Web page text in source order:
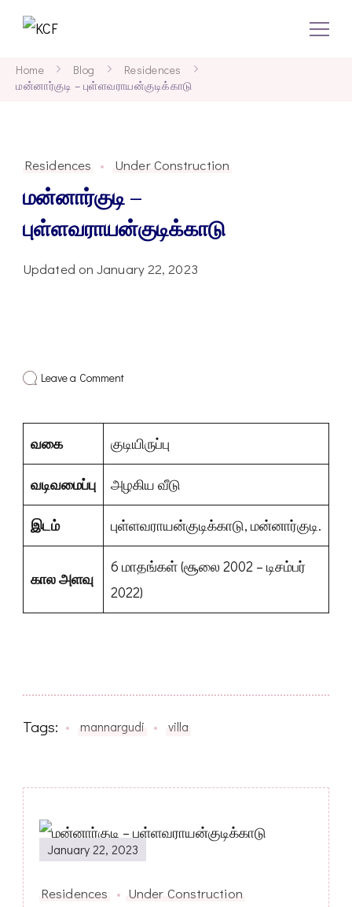
KCF
Home Blog
Residences
மன்னார்குடி – புள்ளவராயன்குடிக்காடு
Residences Under Construction
மன்னார்குடி –
புள்ளவராயன்குடிக்காடு
Updated onJanuary 22, 2023
Leave a Commenton
புள்ளவராயன்குடிக்காடு
வகை குடியிருப்பு
வடிவமைப்பு அழகிய வீடு
இடம் புள்ளவராயன்குடிக்காடு, மன்னார்குடி.
கால அளவு
6 மாதங்கள் (சூலை 2002 – டிசம்பர்
2022)
Tags: mannargudi villa
Post
Navigation
January 22, 2023
Residences Under Construction